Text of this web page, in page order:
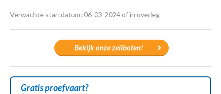
Verwachte startdatum: 06-03-2024 of in overleg
Bekijk onze zeilboten!
Gratis proefvaart?